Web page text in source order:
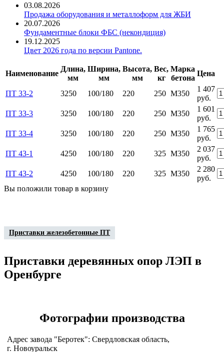
03.08.2026
Продажа оборудования и металлоформ для ЖБИ
20.07.2026
Фундаментные блоки ФБС (некондиция)
19.12.2025
Цвет 2026 года по версии Pantone.
Наименование
Длина,
мм
Ширина,
мм
Высота,
мм
Вес,
кг
Марка
бетона
Цена
ПТ 33-2 3250 100/180 220 250 М350
1 407
руб.
ПТ 33-3
3250 100/180 220 250 М350
1 601
руб.
ПТ 33-4
3250 100/180 220 250 М350
1 765
руб.
ПТ 43-1
4250 100/180 220 325 М350
2 037
руб.
ПТ 43-2
4250 100/180 220 325 М350
2 280
руб.
Вы положили товар в корзину
Приставки железобетонные ПТ
Приставки деревянных опор ЛЭП в
Оренбурге
Фотографии производства
Адрес завода "Беротек": Свердловская область,
г. Новоуральск